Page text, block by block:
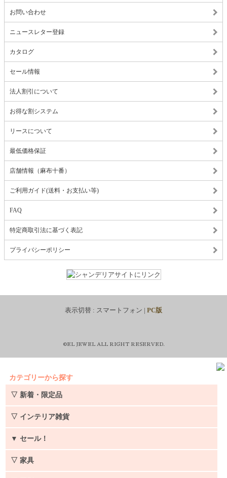
お問い合わせ
ニュースレター登録
カタログ
セール情報
法人割引について
お得な割システム
リースについて
最低価格保証
店舗情報（麻布十番）
ご利用ガイド(送料・お支払い等)
FAQ
特定商取引法に基づく表記
プライバシーポリシー
表示切替 : スマートフォン | PC版
©EL JEWEL ALL RIGHT RESERVED.
カテゴリーから探す
▽ 新着・限定品
▽ インテリア雑貨
▼ セール！
▽ 家具